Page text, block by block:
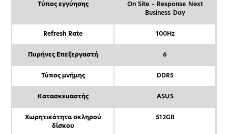
Τύπος εγγύησης
On Site – Response Next
Business Day
Refresh Rate 100Hz
Πυρήνες Επεξεργαστή 6
Τύπος μνήμης DDR5
Κατασκευαστής ASUS
Χωρητικότητα σκληρού
δίσκου
512GB